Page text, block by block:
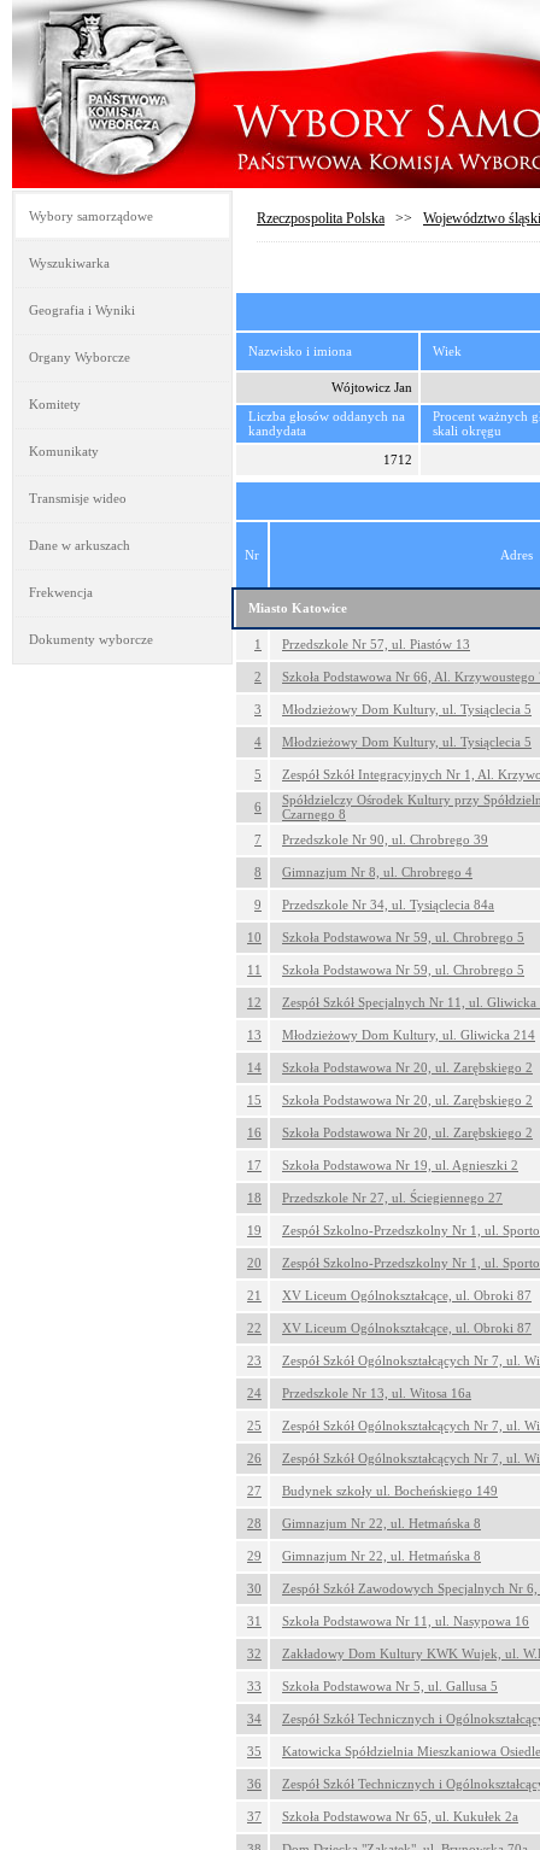
Wybory samorządowe
Wyszukiwarka
Geografia i Wyniki
Organy Wyborcze
Komitety
Komunikaty
Transmisje wideo
Dane w arkuszach
Frekwencja
Dokumenty wyborcze
Rzeczpospolita Polska >> Województwo
Nazwisko i imiona Wiek
Wójtowicz Jan
Liczba głosów oddanych na
kandydata
Procent ważnych
skali okręgu
1712
Nr Adres
Miasto Katowice
1 Przedszkole Nr 57, ul. Piastów 13
2 Szkoła Podstawowa Nr 66, Al. Krzywoustego
3 Młodzieżowy Dom Kultury, ul. Tysiąclecia 5
4 Młodzieżowy Dom Kultury, ul. Tysiąclecia 5
5 Zespół Szkół Integracyjnych Nr 1, Al.
6
Spółdzielczy Ośrodek Kultury przy
Czarnego 8
7
Przedszkole Nr 90, ul. Chrobrego 39
8 Gimnazjum Nr 8, ul. Chrobrego 4
9 Przedszkole Nr 34, ul. Tysiąclecia 84a
10 Szkoła Podstawowa Nr 59, ul. Chrobrego 5
11 Szkoła Podstawowa Nr 59, ul. Chrobrego 5
12 Zespół Szkół Specjalnych Nr 11, ul. Gliwicka
13 Młodzieżowy Dom Kultury, ul. Gliwicka 214
14 Szkoła Podstawowa Nr 20, ul. Zarębskiego 2
15 Szkoła Podstawowa Nr 20, ul. Zarębskiego 2
16 Szkoła Podstawowa Nr 20, ul. Zarębskiego 2
17 Szkoła Podstawowa Nr 19, ul. Agnieszki 2
18 Przedszkole Nr 27, ul. Ściegiennego 27
19 Zespół Szkolno-Przedszkolny Nr 1, ul.
20 Zespół Szkolno-Przedszkolny Nr 1, ul.
21 XV Liceum Ogólnokształcące, ul. Obroki 87
22 XV Liceum Ogólnokształcące, ul. Obroki 87
23 Zespół Szkół Ogólnokształcących Nr 7, ul.
24 Przedszkole Nr 13, ul. Witosa 16a
25 Zespół Szkół Ogólnokształcących Nr 7, ul.
26 Zespół Szkół Ogólnokształcących Nr 7, ul.
27 Budynek szkoły ul. Bocheńskiego 149
28 Gimnazjum Nr 22, ul. Hetmańska 8
29 Gimnazjum Nr 22, ul. Hetmańska 8
30 Zespół Szkół Zawodowych Specjalnych Nr
31 Szkoła Podstawowa Nr 11, ul. Nasypowa 16
32 Zakładowy Dom Kultury KWK Wujek, ul.
33 Szkoła Podstawowa Nr 5, ul. Gallusa 5
34 Zespół Szkół Technicznych i
35 Katowicka Spółdzielnia Mieszkaniowa
36 Zespół Szkół Technicznych i
37 Szkoła Podstawowa Nr 65, ul. Kukułek 2a